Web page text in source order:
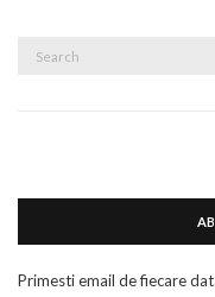
Primesti email de fiecare